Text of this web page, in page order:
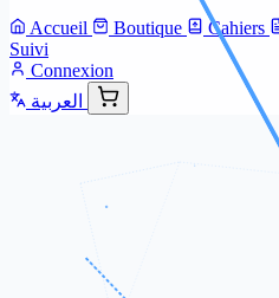
Accueil Boutique Cahiers
Suivi
Connexion
العربية